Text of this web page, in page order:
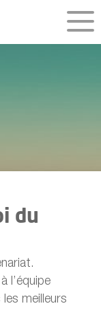
du
l’équipe
meilleurs